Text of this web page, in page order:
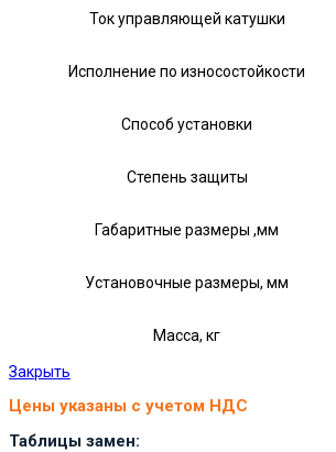
Ток управляющей катушки
Исполнение по износостойкости
Способ установки
Степень защиты
Габаритные размеры ,мм
Установочные размеры, мм
Масса, кг
Закрыть
Цены указаны с учетом НДС
Таблицы замен: